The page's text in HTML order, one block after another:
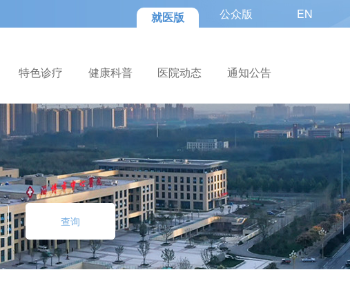
就医版 公众版 EN
特色诊疗 健康科普 医院动态 通知公告
查询